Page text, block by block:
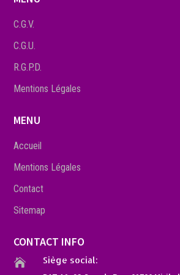
C.G.V.
C.G.U.
R.G.P.D.
Mentions Légales
MENU
Accueil
Mentions Légales
Contact
Sitemap
CONTACT INFO
 Siège social: